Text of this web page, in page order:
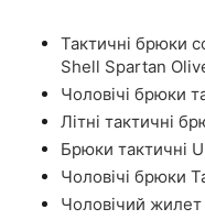
Тактичні брюки
Shell Spartan
Чоловічі брюки
Літні тактичні
Брюки тактичні
Чоловічі брюки
Чоловічий